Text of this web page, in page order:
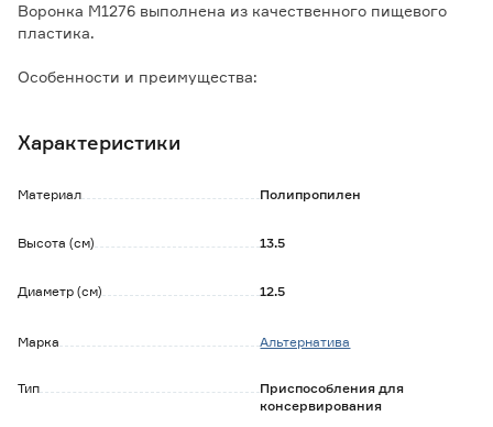
Воронка М1276 выполнена из качественного пищевого
пластика.
Особенности и преимущества:
переливаться через край;
Выбор цвета при покупке через интернет-магазин не
Характеристики
Материал Полипропилен
Высота (см) 13.5
Диаметр (см) 12.5
Марка Альтернатива
Тип
Приспособления для
консервирования